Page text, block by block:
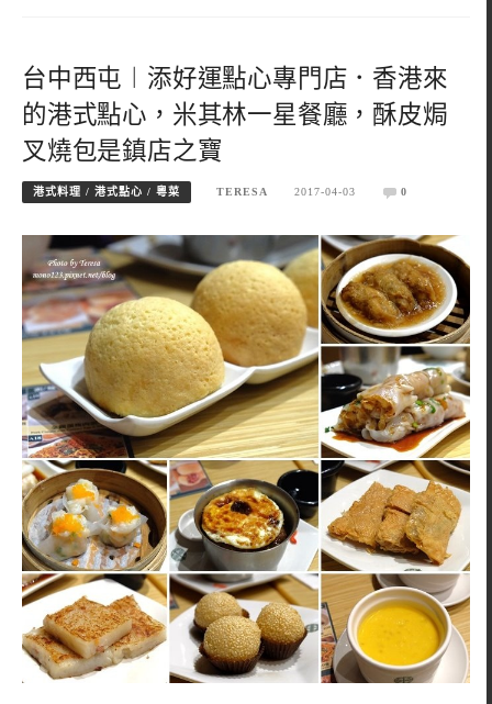
台中西屯︱添好運點心專門店．香港來
的港式點心，米其林一星餐廳，酥皮焗
叉燒包是鎮店之寶
港式料理 / 港式點心 / 粵菜 TERESA 2017-04-03 0